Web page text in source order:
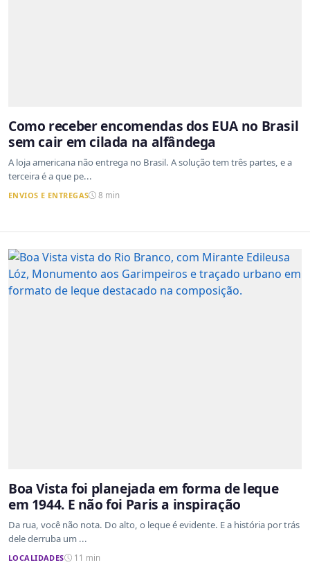
Como receber encomendas dos EUA no Brasil
sem cair em cilada na alfândega
A loja americana não entrega no Brasil. A solução tem três partes, e a
terceira é a que pe...
ENVIOS E ENTREGAS 8 min
Boa Vista foi planejada em forma de leque
em 1944. E não foi Paris a inspiração
Da rua, você não nota. Do alto, o leque é evidente. E a história por trás
dele derruba um ...
LOCALIDADES 11 min